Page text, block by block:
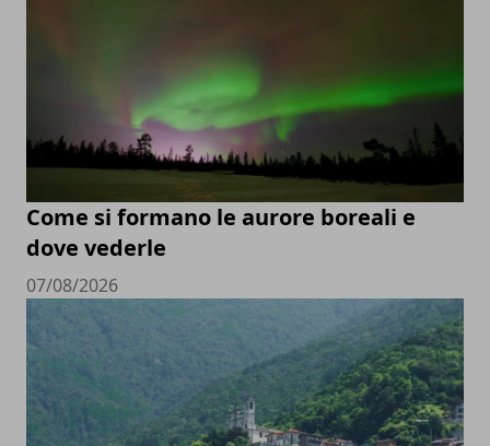
Come si formano le aurore boreali e
dove vederle
07/08/2026